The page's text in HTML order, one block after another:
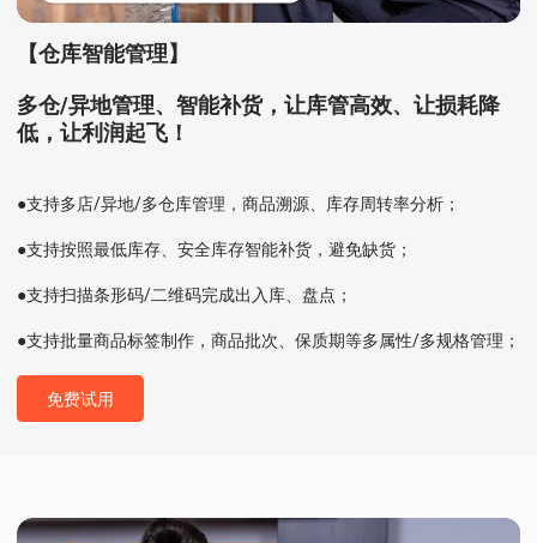
【仓库智能管理】
多仓/异地管理、智能补货，让库管高效、让损耗降
低，让利润起飞！
●支持多店/异地/多仓库管理，商品溯源、库存周转率分析；
●支持按照最低库存、安全库存智能补货，避免缺货；
●支持扫描条形码/二维码完成出入库、盘点；
●支持批量商品标签制作，商品批次、保质期等多属性/多规格管理；
免费试用